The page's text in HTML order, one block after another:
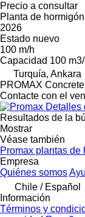
Precio a consultar
Planta de hormigón
2026
Estado nuevo
100 m/h
Capacidad 100
Turquía, Ankara
PROMAX
Contacte con el
Detalles
Resultados de la
Mostrar
Véase también
Promax plantas de
Empresa
Quiénes somos
Chile / Español
Información
Términos y